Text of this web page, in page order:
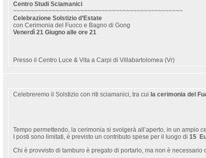
Centro Studi Sciamanici
~~~~~~~~~~~~~~~~~~~~~~~~~~~~~~~~~~~~~~~~~~~~~~~~
Celebrazione Solstizio d’Estate
con Cerimonia del Fuoco e Bagno di Gong
Venerdì 21 Giugno alle ore 21
Presso il Centro Luce & Vita a Carpi di Villabartolomea (Vr)
Celebreremo il Solstizio con riti sciamanici, tra cui la cerimonia del
Tempo permettendo, la cerimonia si svolgerà all’aperto, in un ampio
I posti sono limitati, è previsto un contributo spese per il luogo di15
Chi è provvisto di tamburo è pregato di portarlo, ma non è necessario